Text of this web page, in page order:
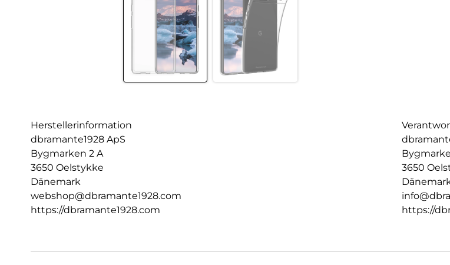
Herstellerinformation
dbramante1928 ApS
Bygmarken 2 A
3650 Oelstykke
Dänemark
webshop@dbramante1928.com
https://dbramante1928.com
3650
https://